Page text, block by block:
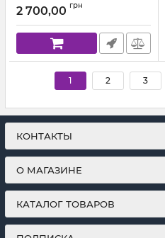
142524
Артикул: 111-194-142-524 (26-30)
2 700,00 грн
1 2 3
КОНТАКТЫ
О МАГАЗИНЕ
КАТАЛОГ ТОВАРОВ